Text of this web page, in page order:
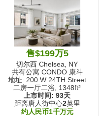
售$199万5
切尔西 Chelsea, NY
共有公寓 CONDO 康斗
地址: 200 W 24TH Street
二房一厅二浴, 1348ft²
上市时间: 93天
距离唐人街中心2英里
约人民币1千万元